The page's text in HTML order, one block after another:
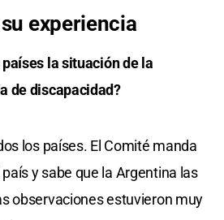
experiencia
la situación de la
de discapacidad?
los países. El Comité manda
y sabe que la Argentina las
observaciones estuvieron muy